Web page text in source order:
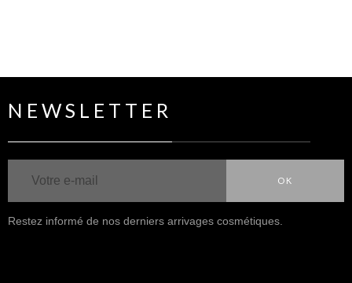
NEWSLETTER
OK
Restez informé de nos derniers arrivages cosmétiques.